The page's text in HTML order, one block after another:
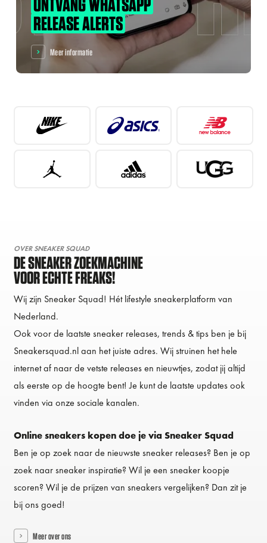
ONTVANGWHATSAPP
RELEASEALERTS
Meer informatie
OVER SNEAKER SQUAD
DE SNEAKER ZOEKMACHINE
VOOR ECHTE FREAKS!
Wij zijn Sneaker Squad! Hét lifestyle sneakerplatform van
Nederland.
Ook voor de laatste sneaker releases, trends & tips ben je bij
Sneakersquad.nl aan het juiste adres. Wij struinen het hele
internet af naar de vetste releases en nieuwtjes, zodat jij altijd
als eerste op de hoogte bent! Je kunt de laatste updates ook
vinden via onze sociale kanalen.
Online sneakers kopen doe je via Sneaker Squad
Ben je op zoek naar de nieuwste sneaker releases? Ben je op
zoek naar sneaker inspiratie? Wil je een sneaker koopje
scoren? Wil je de prijzen van sneakers vergelijken? Dan zit je
bij ons goed!
Meer over ons